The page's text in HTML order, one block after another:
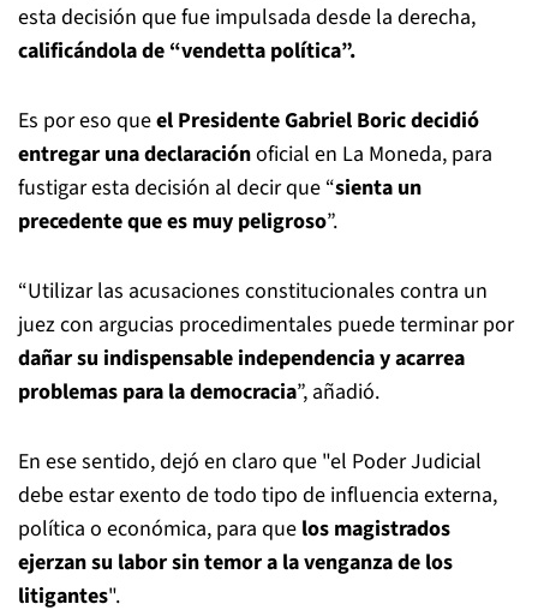
esta decisión que fue impulsada desde la derecha,
calificándola de “vendetta política”.
Es por eso queel Presidente Gabriel Boric decidió
entregar una declaraciónoficial en La Moneda, para
fustigar esta decisión al decir que “sienta un
precedente que es muy peligroso”.
“Utilizar las acusaciones constitucionales contra un
juez con argucias procedimentales puede terminar por
dañar su indispensable independencia y acarrea
problemas para la democracia”, añadió.
En ese sentido, dejó en claro que "el Poder Judicial
debe estar exento de todo tipo de influencia externa,
política o económica, para que los magistrados
ejerzan su labor sin temor a la venganza de los
litigantes".